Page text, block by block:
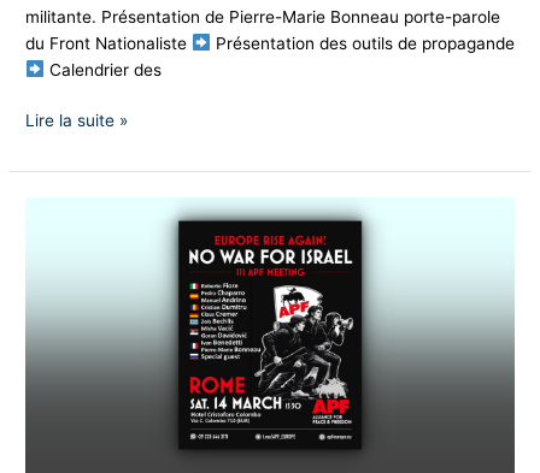
militante. Présentation de Pierre-Marie Bonneau porte-parole
du Front Nationaliste
Présentation des outils de propagande
Calendrier des
Lire la suite »